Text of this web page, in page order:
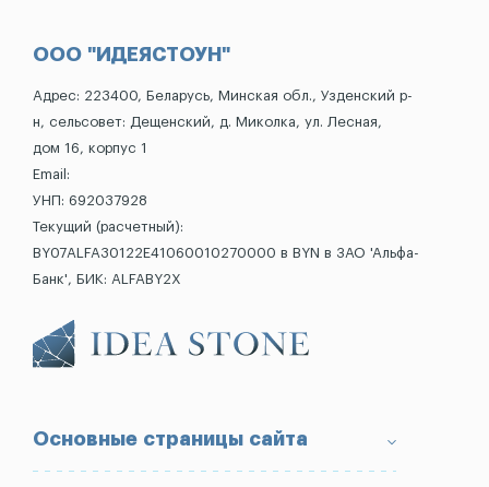
ООО "ИДЕЯСТОУН"
Адрес: 223400, Беларусь, Минская обл., Узденский р-
н, сельсовет: Дещенский, д. Миколка, ул. Лесная,
дом 16, корпус 1
Email:
УНП: 692037928
Текущий (расчетный):
BY07ALFA30122E41060010270000 в BYN в ЗАО 'Альфа-
Банк', БИК: ALFABY2X
Основные страницы сайта